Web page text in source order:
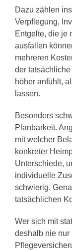
Dazu zählen
Verpflegung,
Entgelte, die je
ausfallen
mehreren
der
höher anfühlt,
lassen.
Besonders
Planbarkeit.
mit welcher
konkreter
Unterschiede,
individuelle
schwierig.
tatsächlichen
Wer sich mit
deshalb nie nur